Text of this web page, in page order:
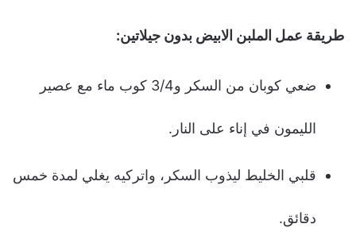
طريقة عمل الملبن الابيض بدون جيلاتين:
ضعي كوبان من السكر و3/4 كوب ماء مع عصير
الليمون في إناء على النار.
قلبي الخليط ليذوب السكر، واتركيه يغلي لمدة خمس
دقائق.